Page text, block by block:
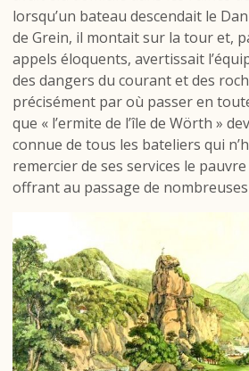
lorsqu’un bateau descendait le
de Grein, il montait sur la tour et,
appels éloquents, avertissait
des dangers du courant et des
précisément par où passer en
que « l’ermite de l’île de Wörth »
connue de tous les bateliers qui
remercier de ses services le
offrant au passage de